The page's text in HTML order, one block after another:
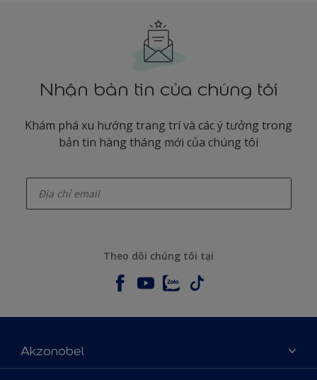
Nhận bản tin của chúng tôi
Khám phá xu hướng trang trí và các ý tưởng trong
bản tin hàng tháng mới của chúng tôi
Theo dõi chúng tôi tại
Akzonobel